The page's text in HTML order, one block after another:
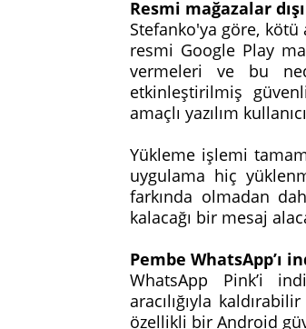
Resmi mağazalar
Stefanko'ya göre, kötü
resmi Google Play
vermeleri ve bu
etkinleştirilmiş
amaçlı yazılım
Yükleme işlemi
uygulama hiç
farkında olmadan
kalacağı bir mesaj
Pembe WhatsApp’ı
WhatsApp Pink’i
aracılığıyla
özellikli bir Android